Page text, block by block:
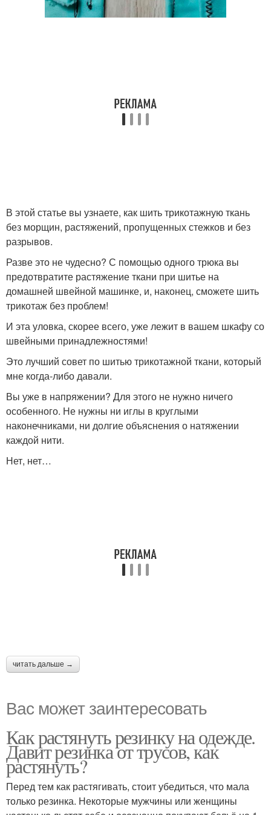
В этой статье вы узнаете, как шить трикотажную ткань
без морщин, растяжений, пропущенных стежков и без
разрывов.
Разве это не чудесно? С помощью одного трюка вы
предотвратите растяжение ткани при шитье на
домашней швейной машинке, и, наконец, сможете шить
трикотаж без проблем!
И эта уловка, скорее всего, уже лежит в вашем шкафу со
швейными принадлежностями!
Это лучший совет по шитью трикотажной ткани, который
мне когда-либо давали.
Вы уже в напряжении? Для этого не нужно ничего
особенного. Не нужны ни иглы в круглыми
наконечниками, ни долгие объяснения о натяжении
каждой нити.
Нет, нет…
читать дальше →
Вас может заинтересовать
Как растянуть резинку на одежде.
Давит резинка от трусов, как
растянуть?
Перед тем как растягивать, стоит убедиться, что мала
только резинка. Некоторые мужчины или женщины